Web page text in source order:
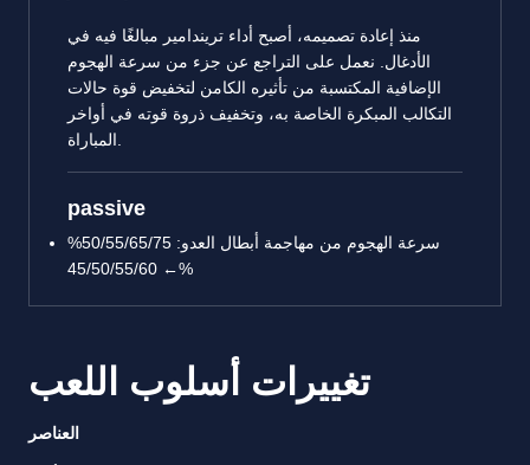
منذ إعادة تصميمه، أصبح أداء تريندامير مبالغًا فيه في
الأدغال. نعمل على التراجع عن جزء من سرعة الهجوم
الإضافية المكتسبة من تأثيره الكامن لتخفيض قوة حالات
التكالب المبكرة الخاصة به، وتخفيف ذروة قوته في أواخر
passive
سرعة الهجوم من مهاجمة أبطال العدو: 50/55/65/75%
← 45/50/55/60%
تغييرات أسلوب اللعب
العناصر